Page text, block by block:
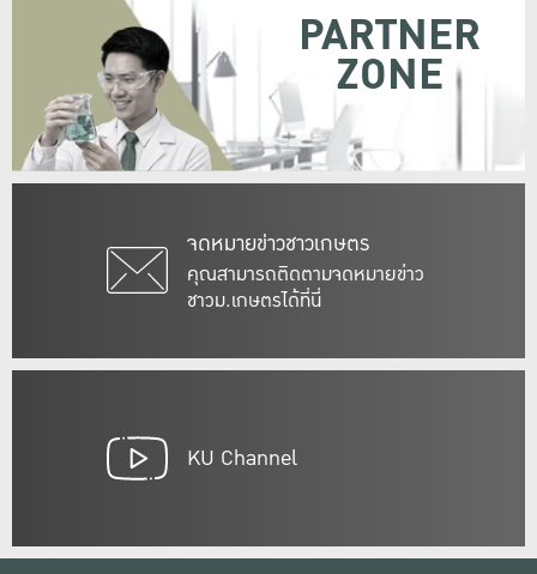
จดหมายข่าวชาวเกษตร
คุณสามารถติดตามจดหมายข่าว
ชาวม.เกษตรได้ที่นี่
PARTNER
ZONE
KU Channel